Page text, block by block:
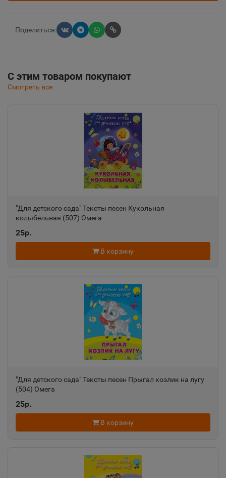
Поделиться:
С этим товаром покупают
Смотреть все
"Для детского сада" Тексты песен Кукольная
колыбельная (507) Омега
25р.
В корзину
"Для детского сада" Тексты песен Прыгал козлик на лугу
(504) Омега
25р.
В корзину